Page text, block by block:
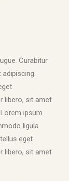
Curabitur
libero, sit amet
ipsum
ligula
eget
libero, sit amet